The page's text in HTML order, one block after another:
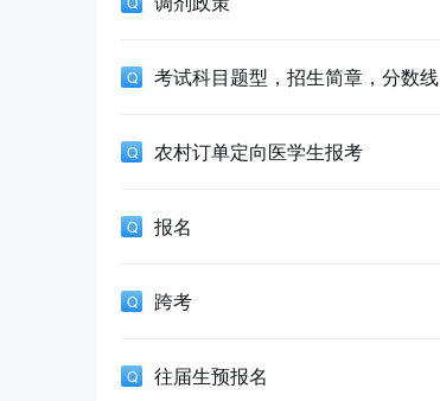
考试科目题型，招生简章，分数线
农村订单定向医学生报考
报名
跨考
往届生预报名